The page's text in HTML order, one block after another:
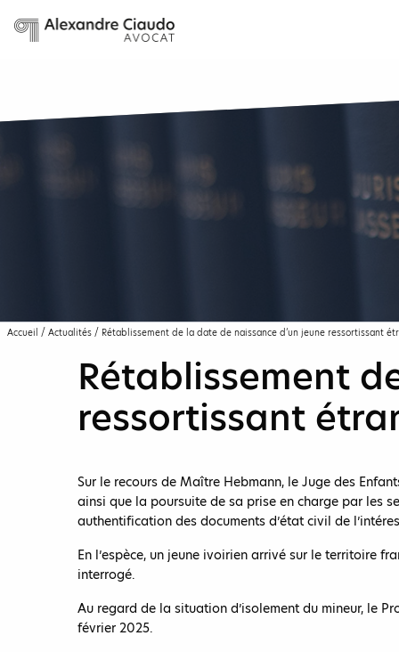
Accueil / Actualités / Rétablissement de la date de naissance d’un jeune ressortissant
Rétablissement
ressortissant
Sur le recours de Maître Hebmann, le Juge des
ainsi que la poursuite de sa prise en charge par les
authentification des documents d’état civil de
En l’espèce, un jeune ivoirien arrivé sur le territoire
interrogé.
Au regard de la situation d’isolement du mineur, le
février 2025.